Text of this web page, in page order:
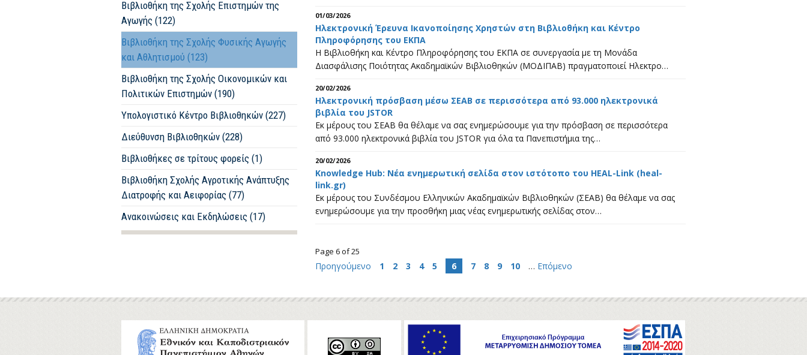
Βιβλιοθήκη της Σχολής Επιστημών της
Αγωγής (122)
Βιβλιοθήκη της Σχολής Φυσικής Αγωγής
και Αθλητισμού (123)
Βιβλιοθήκη της Σχολής Οικονομικών και
Πολιτικών Επιστημών (190)
Υπολογιστικό Κέντρο Βιβλιοθηκών (227)
Διεύθυνση Βιβλιοθηκών (228)
Βιβλιοθήκες σε τρίτους φορείς (1)
Βιβλιοθήκη Σχολής Αγροτικής Ανάπτυξης
Διατροφής και Αειφορίας (77)
Ανακοινώσεις και Εκδηλώσεις (17)
01/03/2026
Ηλεκτρονική Έρευνα Ικανοποίησης Χρηστών στη Βιβλιοθήκη και Κέντρο
Πληροφόρησης του ΕΚΠΑ
Η Βιβλιοθήκη και Κέντρο Πληροφόρησης του ΕΚΠΑ σε συνεργασία με τη Μονάδα
Διασφάλισης Ποιότητας Ακαδημαϊκών Βιβλιοθηκών (ΜΟΔΙΠΑΒ) πραγματοποιεί Ηλεκτρο…
20/02/2026
Ηλεκτρονική πρόσβαση μέσω ΣΕΑΒ σε περισσότερα από 93.000 ηλεκτρονικά
βιβλία του JSTOR
Εκ μέρους του ΣΕΑΒ θα θέλαμε να σας ενημερώσουμε για την πρόσβαση σε περισσότερα
από 93.000 ηλεκτρονικά βιβλία του JSTOR για όλα τα Πανεπιστήμια της…
20/02/2026
Knowledge Hub: Νέα ενημερωτική σελίδα στον ιστότοπο του HEAL-Link (heal-
link.gr)
Εκ μέρους του Συνδέσμου Ελληνικών Ακαδημαϊκών Βιβλιοθηκών (ΣΕΑΒ) θα θέλαμε να σας
ενημερώσουμε για την προσθήκη μιας νέας ενημερωτικής σελίδας στον…
Page 6 of 25
Προηγούμενο 1 2 3 4 5 6 7 8 9 10 … Επόμενο